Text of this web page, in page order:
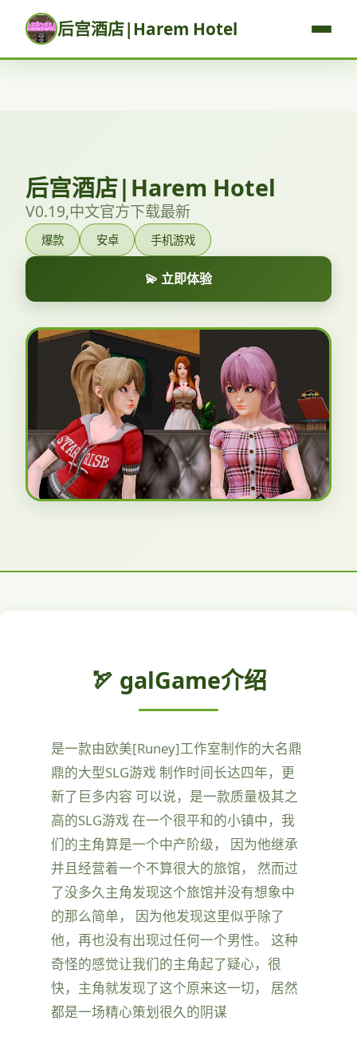
后宫酒店|Harem Hotel
后宫酒店|Harem Hotel
V0.19,中文官方下载最新
爆款 安卓 手机游戏
💫 立即体验
🏹 galGame介绍
是一款由欧美[Runey]工作室制作的大名鼎
鼎的大型SLG游戏 制作时间长达四年，更
新了巨多内容 可以说，是一款质量极其之
高的SLG游戏 在一个很平和的小镇中，我
们的主角算是一个中产阶级， 因为他继承
并且经营着一个不算很大的旅馆， 然而过
了没多久主角发现这个旅馆并没有想象中
的那么简单， 因为他发现这里似乎除了
他，再也没有出现过任何一个男性。 这种
奇怪的感觉让我们的主角起了疑心，很
快，主角就发现了这个原来这一切， 居然
都是一场精心策划很久的阴谋